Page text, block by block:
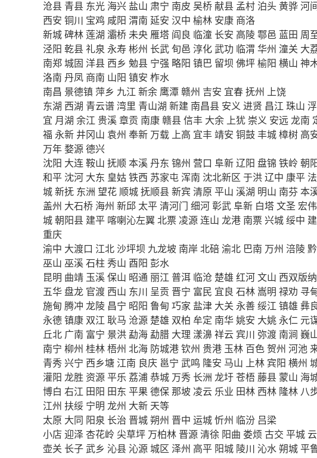
沧县 青县 东光 海兴 盐山 肃宁 南皮 吴桥献县 孟村 泊头黄骅河
西安 铜川 宝鸡 咸阳 渭南 延安 汉中 榆林 安康 商洛
新城碑林莲湖 灞桥未央 雁塔 阎良 临潼 长安 高陵鄠邑 蓝田 周
泾阳 乾县礼泉 永寿彬州 长武旬邑 淳化武功 临渭 华州 潼关 大
南郑城固 洋县 西乡 勉县 宁强 略阳 镇巴 留坝 佛坪榆阳 横山 神
洛南 丹凤 商南 山阳 镇安 柞水
南昌 景德镇萍乡 九江 新余 鹰潭赣州 吉安 宜春抚州 上饶
东湖 西湖 青云谱湾里 青山湖 新建 南昌县 安义 进贤 昌江 珠山
宜 月湖 余江 贵溪章贡 南康赣县信丰 大余 上犹 崇义 安远 龙南
福 永新 井冈山 袁州 奉新 万载 上高 宜丰靖安 铜鼓丰城樟树 高
万年婺源德兴
沈阳 大连鞍山 抚顺本溪丹东 锦州 营口 阜新辽阳 盘锦 铁岭 朝
和平 沈河 大东 皇姑铁西 苏家屯 浑南 沈北新区 于洪辽中 康平
城新抚 东洲 望花 顺城抚顺县新宾 清原 平山 溪湖 明山 南芬 本
盖州 大石桥 海州 新邱 太平清河门 细河彰武阜新 白塔文圣宏伟
城朝阳县 建平 喀喇沁左翼北票 凌源连山 龙港 南票兴城绥中
重庆
渝中 大渡口 江北沙坪坝 九龙坡 南岸北碚渝北 巴南 万州 涪陵
巫山 巫溪石柱 秀山 酉阳 彭水
昆明 曲靖 玉溪保山 昭通丽江 普洱 临沧 楚雄 红河文山 西双版纳
五华盘龙 官渡 西山 东川 呈贡 晋宁 富民 宜良 石林嵩明 禄劝 寻
施甸 腾冲 龙陵 昌宁 昭阳 鲁甸 巧家 盐津 大关 永善绥江 镇雄 彝
永德镇康 双江 耿马 沧源 楚雄 双柏 牟定 南华姚安 大姚 永仁 元
丘北 广南 富宁 景洪 勐海 勐腊 大理 漾濞祥云 宾川 弥渡 南涧 巍
南宁 柳州 桂林梧州 北海 防城港钦州 贵港 玉林 百色贺州 河池
青秀兴宁 西乡塘 江南 良庆 邕宁 武鸣 隆安 马山 上林 宾阳 横州
灌阳 龙胜 资源平乐 荔浦恭城 万秀 长洲 龙圩苍梧 藤县蒙山 海
博白 右江 田阳 田东 平果 德保那坡 凌云 乐业 田林 西林 隆林 八
江州 扶绥 宁明 龙州 大新 天等
太原 大同 阳泉 长治 晋城朔州 晋中 运城忻州 临汾 吕梁
小店 迎泽杏花岭 尖草坪 万柏林 晋源清徐 阳曲 娄烦 古交 平城
壶关 长子武乡 沁县沁源城区 泽州 高平 阳城 陵川 沁水朔城平